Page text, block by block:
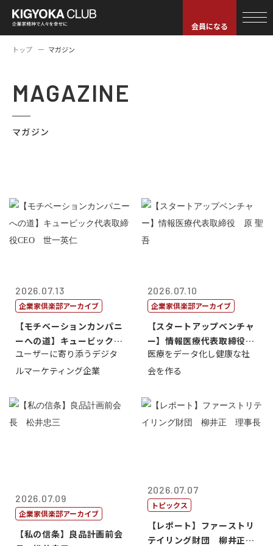
会員になる
トップ マガジン
MAGAZINE
マガジン
2026.07.13
企業家倶楽部アーカイブ
【モチベーションカンパニ
ーへの道】キュービック代
表取締役CE...
ユーザーに寄り添うデジタ
ルマーケティング企業
2026.07.10
企業家倶楽部アーカイブ
【スタートアップベンチャ
ー】情報医療代表取締役
原 聖吾
医療をデータ化し健康な社
会を作る
2026.07.09
企業家倶楽部アーカイブ
【私の信条】良品計画前会
2026.07.07
トピックス
【レポート】ファーストリ
テイリング財団 柳井正